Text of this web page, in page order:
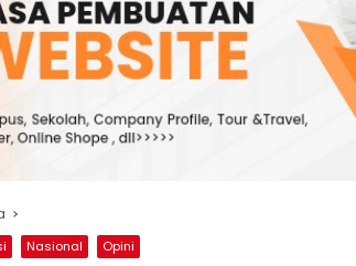
Nasional Opini